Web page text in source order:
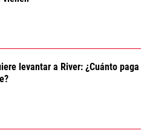
levantar a River: ¿Cuánto paga